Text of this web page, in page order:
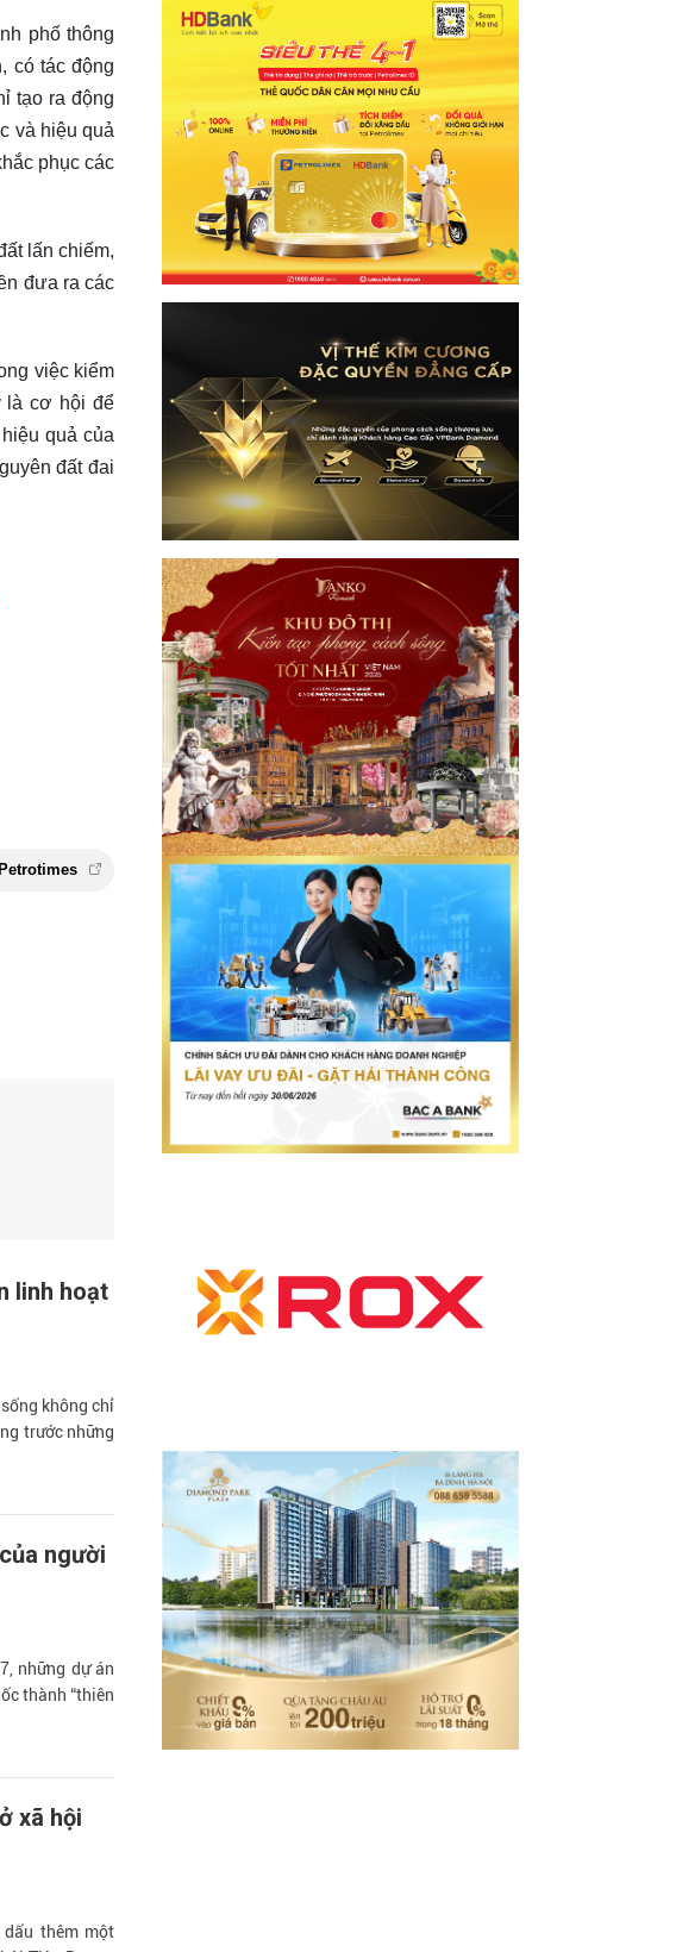
phố thông
có tác động
tạo ra động
và hiệu quả
phục các
lấn chiếm,
đưa ra các
việc kiểm
là cơ hội để
quả của
đất đai
linh hoạt
không chỉ
trước những
người
những dự án
thành “thiên
xã hội
thêm một